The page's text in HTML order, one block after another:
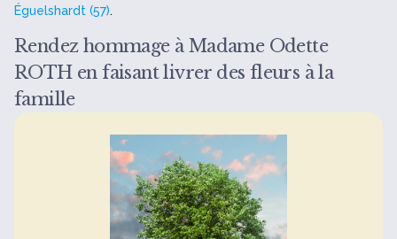
Éguelshardt (57).
Rendez hommage à Madame Odette
ROTH en faisant livrer des fleurs à la
famille